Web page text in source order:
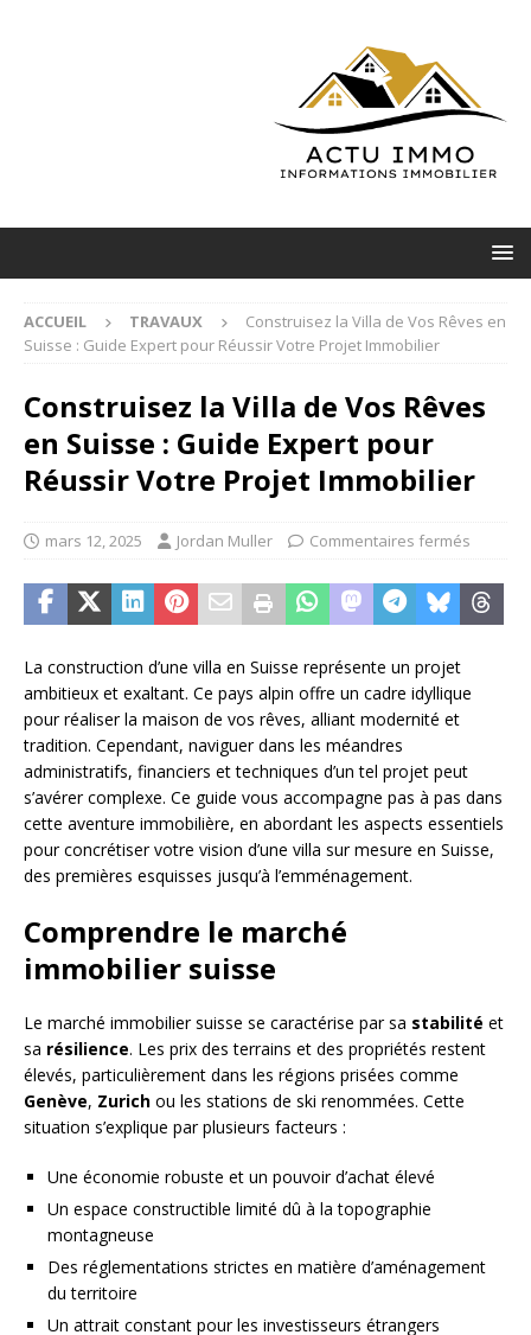
ACCUEIL TRAVAUX
Construisez la Villa de Vos Rêves en
Suisse : Guide Expert pour Réussir Votre Projet Immobilier
Construisez la Villa de Vos Rêves
en Suisse : Guide Expert pour
Réussir Votre Projet Immobilier
mars 12, 2025 Jordan Muller Commentaires fermés
La construction d’une villa en Suisse représente un projet
ambitieux et exaltant. Ce pays alpin offre un cadre idyllique
pour réaliser la maison de vos rêves, alliant modernité et
tradition. Cependant, naviguer dans les méandres
administratifs, financiers et techniques d’un tel projet peut
s’avérer complexe. Ce guide vous accompagne pas à pas dans
cette aventure immobilière, en abordant les aspects essentiels
pour concrétiser votre vision d’une villa sur mesure en Suisse,
des premières esquisses jusqu’à l’emménagement.
Comprendre le marché
immobilier suisse
Le marché immobilier suisse se caractérise par sa stabilité et
sa résilience. Les prix des terrains et des propriétés restent
élevés, particulièrement dans les régions prisées comme
Genève, Zurich ou les stations de ski renommées. Cette
situation s’explique par plusieurs facteurs :
Une économie robuste et un pouvoir d’achat élevé
Un espace constructible limité dû à la topographie
montagneuse
Des réglementations strictes en matière d’aménagement
du territoire
Un attrait constant pour les investisseurs étrangers